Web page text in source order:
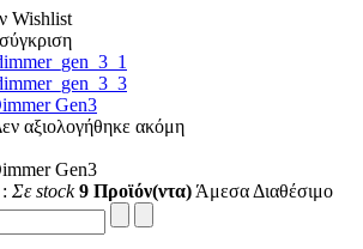
Wishlist
Gen3
αξιολογήθηκε ακόμη
Gen3
Σε stock 9 Προϊόν(ντα) Άμεσα Διαθέσιμο